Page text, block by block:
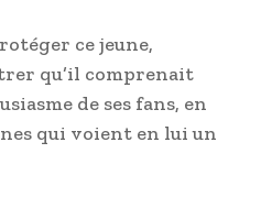
ce jeune,
qu’il comprenait
de ses fans, en
qui voient en lui un